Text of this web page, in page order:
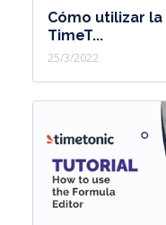
Cómo utilizar
TimeT...
25/3/2022